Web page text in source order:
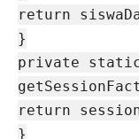
return
}
private static
return
}